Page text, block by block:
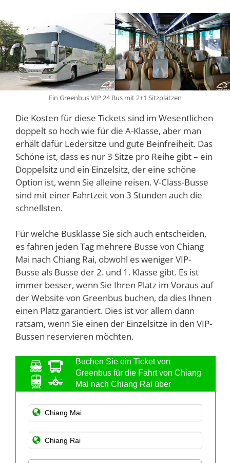
Ein Greenbus VIP 24 Bus mit 2+1 Sitzplätzen
Die Kosten für diese Tickets sind im Wesentlichen
doppelt so hoch wie für die A-Klasse, aber man
erhält dafür Ledersitze und gute Beinfreiheit. Das
Schöne ist, dass es nur 3 Sitze pro Reihe gibt – ein
Doppelsitz und ein Einzelsitz, der eine schöne
Option ist, wenn Sie alleine reisen. V-Class-Busse
sind mit einer Fahrtzeit von 3 Stunden auch die
schnellsten.
Für welche Busklasse Sie sich auch entscheiden,
es fahren jeden Tag mehrere Busse von Chiang
Mai nach Chiang Rai, obwohl es weniger VIP-
Busse als Busse der 2. und 1. Klasse gibt. Es ist
immer besser, wenn Sie Ihren Platz im Voraus auf
der Website von Greenbus buchen, da dies Ihnen
einen Platz garantiert. Dies ist vor allem dann
ratsam, wenn Sie einen der Einzelsitze in den VIP-
Bussen reservieren möchten.
Buchen Sie ein Ticket von
Greenbus für die Fahrt von Chiang
Mai nach Chiang Rai über